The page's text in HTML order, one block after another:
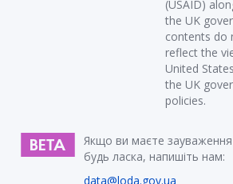
(USAID)
the UK
contents do
reflect the
United
the UK
policies.
Якщо ви маєте зауваження
будь ласка, напишіть нам:
data@loda.gov.ua